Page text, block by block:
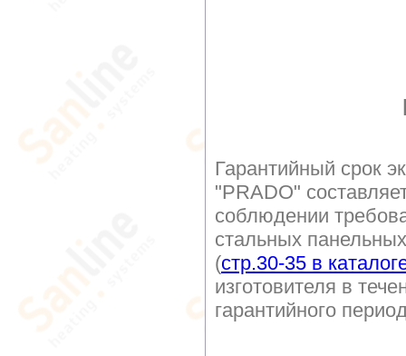
Гарантийный срок
"PRADO"
соблюдении
стальных
(стр.30-35 в
изготовителя в
гарантийного